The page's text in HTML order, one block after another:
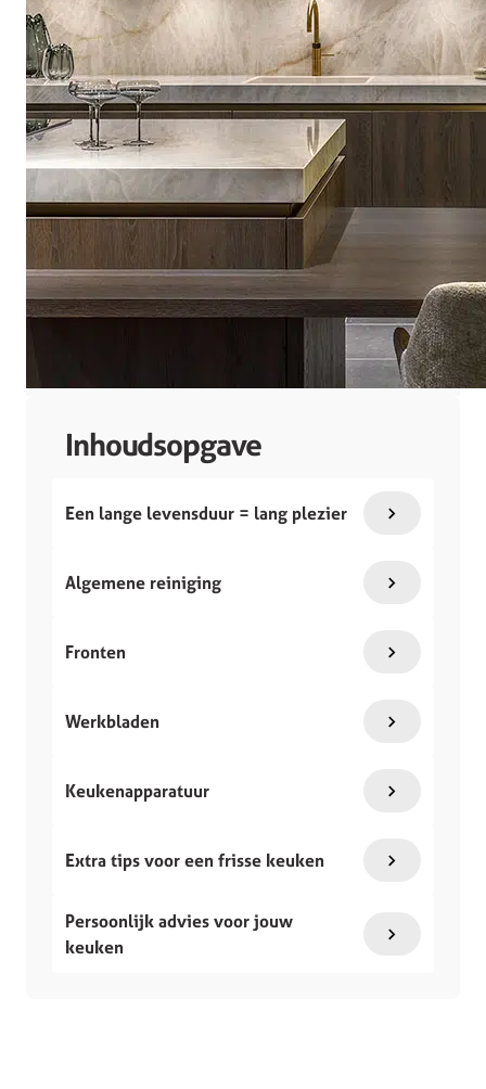
Inhoudsopgave
Een lange levensduur = lang plezier
Algemene reiniging
Fronten
Werkbladen
Keukenapparatuur
Extra tips voor een frisse keuken
Persoonlijk advies voor jouw
keuken